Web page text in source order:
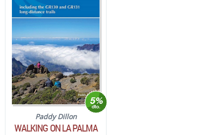
Paddy Dillon
WALKING ON LA PALMA